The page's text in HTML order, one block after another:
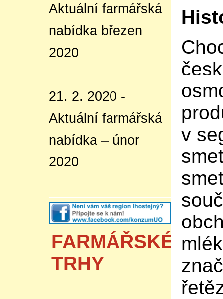
Aktuální farmářská
nabídka březen
2020
21. 2. 2020 -
Aktuální farmářská
nabídka – únor
2020
FARMÁŘSKÉ
TRHY
v